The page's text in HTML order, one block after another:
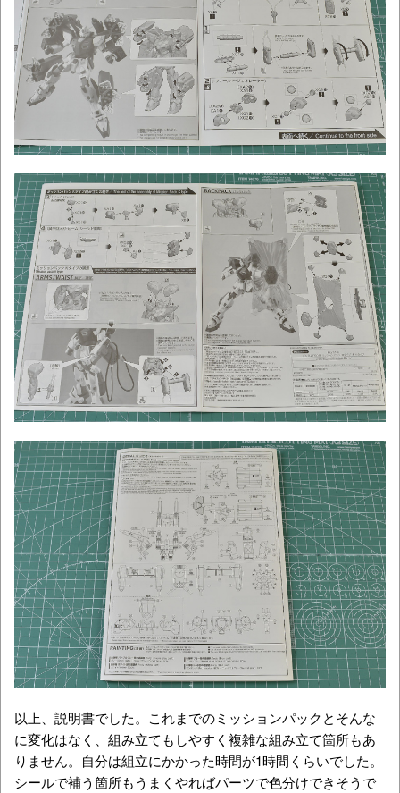
以上、説明書でした。これまでのミッションパックとそんな
に変化はなく、組み立てもしやすく複雑な組み立て箇所もあ
りません。自分は組立にかかった時間が1時間くらいでした。
シールで補う箇所もうまくやればパーツで色分けできそうで